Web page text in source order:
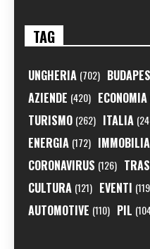
TAG
UNGHERIA (702)
AZIENDE (420) ECONOMIA
TURISMO (262) ITALIA
ENERGIA (172)
CORONAVIRUS (126)
CULTURA (121) EVENTI
AUTOMOTIVE (110) PIL